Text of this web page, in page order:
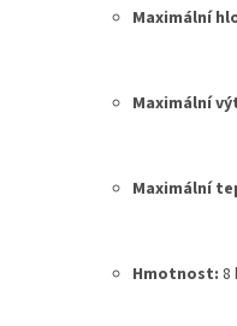
Maximální
Maximální
Maximální
Hmotnost: 8